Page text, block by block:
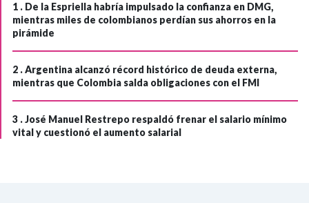
1 . De la Espriella habría impulsado la confianza en DMG,
mientras miles de colombianos perdían sus ahorros en la
pirámide
2 .Argentina alcanzó récord histórico de deuda externa,
mientras que Colombia salda obligaciones con el FMI
3 .José Manuel Restrepo respaldó frenar el salario mínimo
vital y cuestionó el aumento salarial